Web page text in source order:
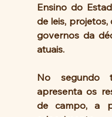
Ensino do
de leis, projetos,
governos da
atuais.
No segundo
apresenta os
de campo, a